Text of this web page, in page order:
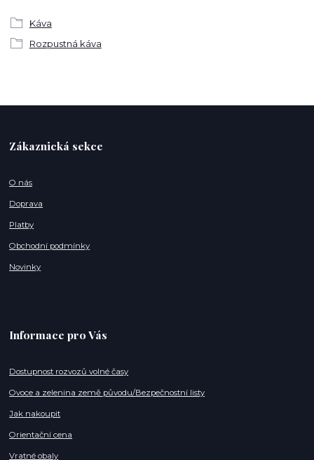
Káva
Rozpustná káva
Zákaznická sekce
O nás
Doprava
Platby
Obchodní podmínky
Novinky
Informace pro Vás
Dostupnost rozvozů volné časy
Ovoce a zelenina země původu/Bezpečnostní listy
Jak nakoupit
Orientační cena
Vratné obaly